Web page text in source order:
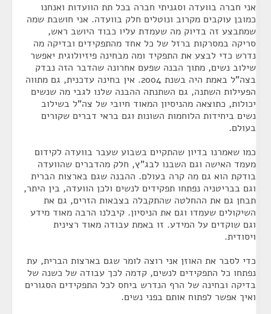
אני חברה בוועדה וסגניתי חברה בכל תת הוועדות ואנחנו
כמובן עוקבים מקרוב ונוטלים חלק בוועדה. אני חושבת שמה
שמתבצע זה בדיוק מה שעמדת עליו כבוד היושב ראש,
סריקה במסרקות ברזל של כל אחד מהתפקידים ובדיקה מה
נדרש כדי לבצע את התפקיד ומה מבחינה פיזיולוגית יאפשר
שילוב נשים, מתוך הבנה שפעם אחרונה שהדבר הזה נבדק
בצה"ל באמת היה בשנת 2004. אין בחינה עדכנית, גם מתווה
הפעילות השתנה, גם השתנתה ההבנה שלנו לגבי מה שנשים
יכולות, כתוצאה מהניסיון המאוד חיובי של צה"ל בשילוב
נשים ביחידות הלוחמות השונות וגם בראי דברים שקורים
בעולם.
כמו שאמרנו בדיון שהתקיים בשבוע שעבר בוועדה לקידום
מעמד האישה וגם השבנו לבג"ץ, חלק מהדברים שהוועדה
בודקת הוא גם מה קרה בעולם. ההבנה שגם בארצות הברית
וגם בבריטניה נפתחו תפקידים לנשים ולכן הוועדה, בין היתר,
תבחן גם את ההחלטה שהתקבלה בצבאות הזרים, גם את
השיקולים שעמדו וגם את הניסיון. קיבלנו הרבה מאוד מידע
וגם שוקדים על המידע. זו באמת עבודה מאוד רצינית
ויסודית.
כדי לסבר את האוזן אני רוצה לומר שגם בארצות הברית, עת
נפתחו כל התפקידים לנשים, קדמה לכך עבודה של כשנה של
בדיקה ובחינה של הרף הנדרש ביחס לכל התפקידים הסגורים
ואיך אפשר לפתוח אותם בפני נשים.